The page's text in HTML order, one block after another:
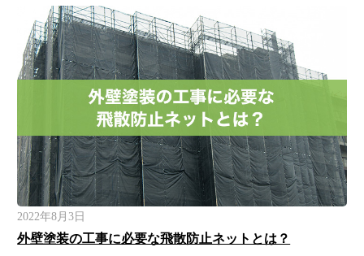
2022年8月3日
外壁塗装の工事に必要な飛散防止ネットとは？